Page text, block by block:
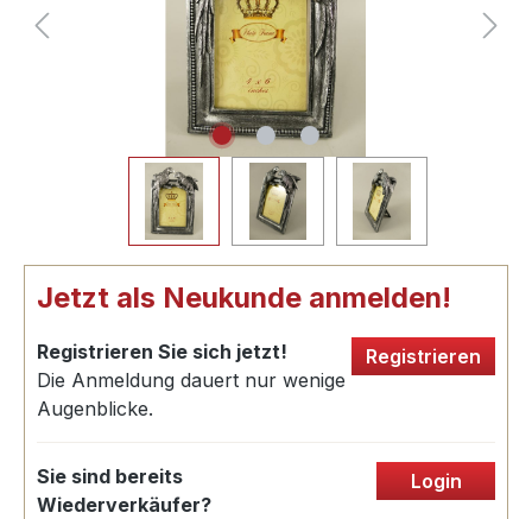
Jetzt als Neukunde anmelden!
Registrieren Sie sich jetzt!
Die Anmeldung dauert nur wenige
Augenblicke.
Registrieren
Sie sind bereits
Wiederverkäufer?
Login